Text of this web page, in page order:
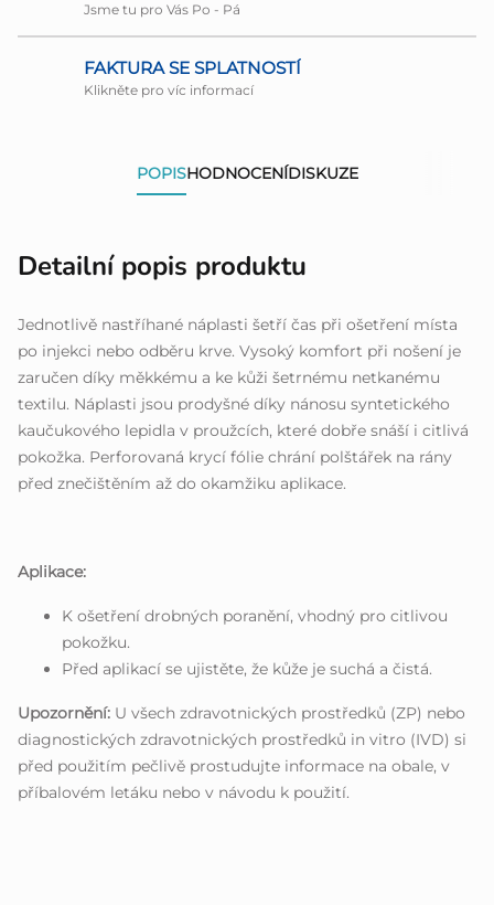
Jsme tu pro Vás Po - Pá
FAKTURA SE SPLATNOSTÍ
Klikněte pro víc informací
POPISHODNOCENÍDISKUZE
Detailní popis produktu
Jednotlivě nastříhané náplasti šetří čas při ošetření místa
po injekci nebo odběru krve. Vysoký komfort při nošení je
zaručen díky měkkému a ke kůži šetrnému netkanému
textilu. Náplasti jsou prodyšné díky nánosu syntetického
kaučukového lepidla v proužcích, které dobře snáší i citlivá
pokožka. Perforovaná krycí fólie chrání polštářek na rány
před znečištěním až do okamžiku aplikace.
Aplikace:
K ošetření drobných poranění, vhodný pro citlivou
pokožku.
Před aplikací se ujistěte, že kůže je suchá a čistá.
Upozornění: U všech zdravotnických prostředků (ZP) nebo
diagnostických zdravotnických prostředků in vitro (IVD) si
před použitím pečlivě prostudujte informace na obale, v
příbalovém letáku nebo v návodu k použití.